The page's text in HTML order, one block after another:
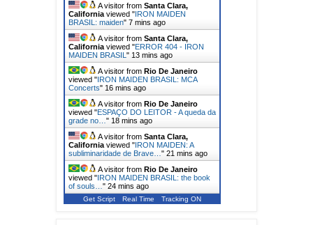
A visitor from Santa Clara,
California viewed "IRON MAIDEN
BRASIL: maiden" 7 mins ago
A visitor from Santa Clara,
California viewed "ERROR 404 - IRON
MAIDEN BRASIL " 13 mins ago
A visitor from Rio De Janeiro
viewed "IRON MAIDEN BRASIL: MCA
Concerts" 16 mins ago
A visitor from Rio De Janeiro
viewed "ESPAÇO DO LEITOR - A queda da
grade no… " 18 mins ago
A visitor from Santa Clara,
California viewed "IRON MAIDEN: A
subliminaridade de Brave… " 21 mins ago
A visitor from Rio De Janeiro
viewed "IRON MAIDEN BRASIL: the book
of souls… " 24 mins ago
Get Script Real Time Tracking ON